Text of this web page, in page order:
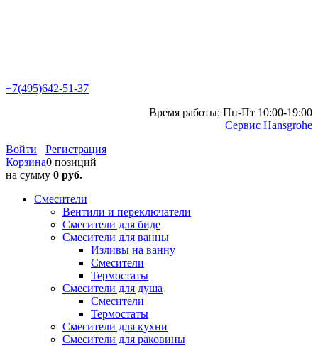
+7(495)642-51-37
Время работы: Пн-Пт 10:00-19:00
Сервис Hansgrohe
Войти
Регистрация
Корзина0 позиций
на сумму 0 руб.
Смесители
Вентили и переключатели
Смесители для биде
Смесители для ванны
Изливы на ванну
Смесители
Термостаты
Смесители для душа
Смесители
Термостаты
Смесители для кухни
Смесители для раковины